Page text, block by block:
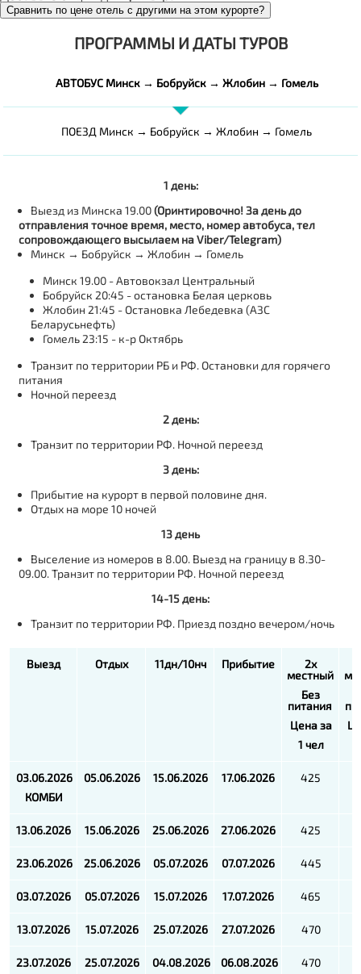
Сравнить по цене отель с другими на этом курорте?
ПРОГРАММЫ И ДАТЫ ТУРОВ
АВТОБУС Минск → Бобруйск → Жлобин → Гомель
ПОЕЗД Минск → Бобруйск → Жлобин → Гомель
1 день:
Выезд из Минска 19.00(Оринтировочно! За день до
отправления точное время, место, номер автобуса, тел
сопровождающего высылаем на Viber/Telegram)
Минск → Бобруйск → Жлобин → Гомель
Минск 19.00 - Автовокзал Центральный
Бобруйск 20:45 - остановка Белая церковь
Жлобин 21:45 - Остановка Лебедевка (АЗС
Беларусьнефть)
Гомель 23:15 - к-р Октябрь
Транзит по территории РБ и РФ. Остановки для горячего
питания
Ночной переезд
2 день:
Транзит по территории РФ. Ночной переезд
3 день:
Прибытие на курорт в первой половине дня.
Отдых на море 10 ночей
13 день
Выселение из номеров в 8.00. Выезд на границу в 8.30-
09.00. Транзит по территории РФ. Ночной переезд
14-15 день:
Транзит по территории РФ. Приезд поздно вечером/ночь
Выезд Отдых 11дн/10нч Прибытие
2х
местный
Без
питания
Цена за
1 чел
03.06.2026
КОМБИ
05.06.2026 15.06.2026 17.06.2026 425
13.06.2026 15.06.2026 25.06.2026 27.06.2026 425
23.06.2026 25.06.2026 05.07.2026 07.07.2026 445
03.07.2026 05.07.2026 15.07.2026 17.07.2026 465
13.07.2026 15.07.2026 25.07.2026 27.07.2026 470
23.07.2026 25.07.2026 04.08.2026 06.08.2026 470